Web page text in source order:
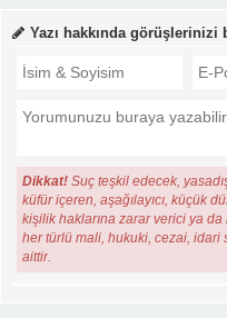
Yazı hakkında
Dikkat! Suç teşkil edecek,
küfür içeren, aşağılayıcı, küçük
kişilik haklarına zarar verici ya
her türlü mali, hukuki, cezai, idari
aittir.